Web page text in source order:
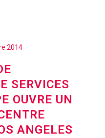
2014
SERVICES
OUVRE UN
ANGELES